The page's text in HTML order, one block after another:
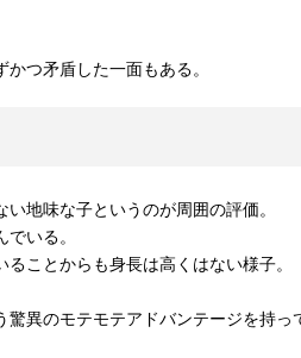
かつ矛盾した一面もある。
地味な子というのが周囲の評価。
いる。
ことからも身長は高くはない様子。
異のモテモテアドバンテージを持っ